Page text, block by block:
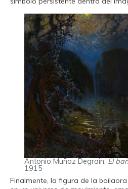
Antonio Muñoz Degrain, El
1915
Finalmente, la figura de la